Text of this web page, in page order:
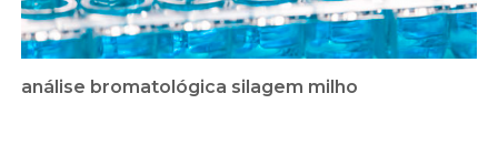
análise bromatológica silagem milho